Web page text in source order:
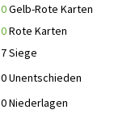
0Gelb-Rote Karten
0Rote Karten
7 Siege
0 Unentschieden
0 Niederlagen